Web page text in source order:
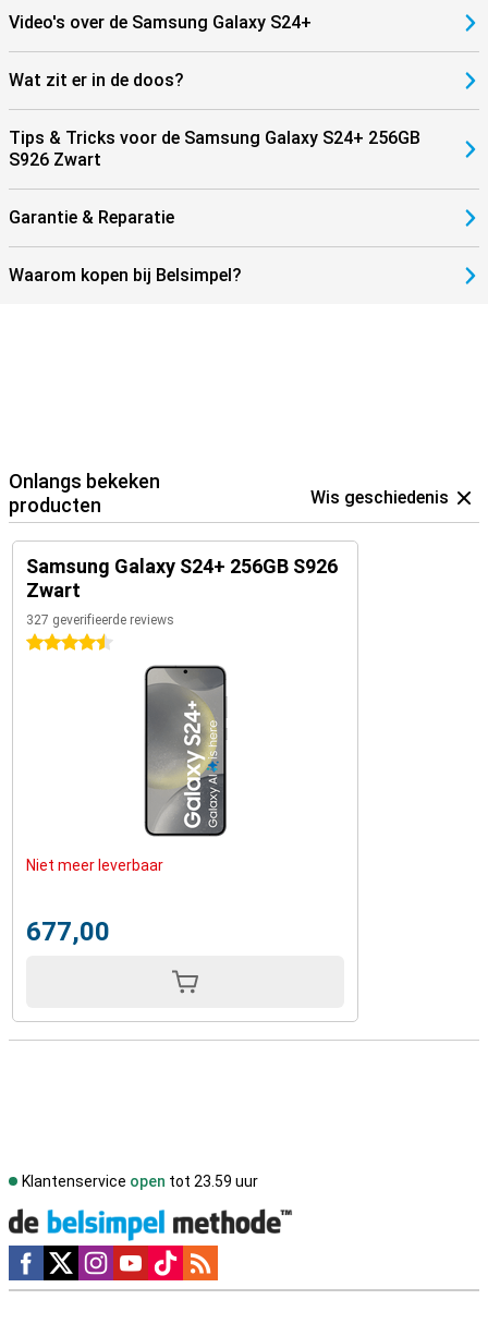
Video's over de Samsung Galaxy S24+
Wat zit er in de doos?
Tips & Tricks voor de Samsung Galaxy S24+ 256GB
S926 Zwart
Garantie & Reparatie
Waarom kopen bij Belsimpel?
Onlangs bekeken
producten
Wis geschiedenis
Samsung Galaxy S24+ 256GB S926
Zwart
327 geverifieerde reviews
4.5 sterren
Niet meer leverbaar
677,00
Klantenservice open tot 23.59 uur
Social media